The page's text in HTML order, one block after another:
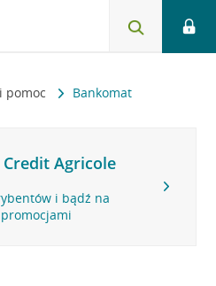
pomoc Bankomat
Agricole
i bądź na